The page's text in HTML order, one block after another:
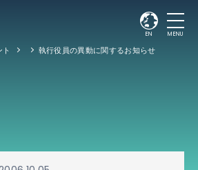
EN MENU
執行役員の異動に関するお知らせ